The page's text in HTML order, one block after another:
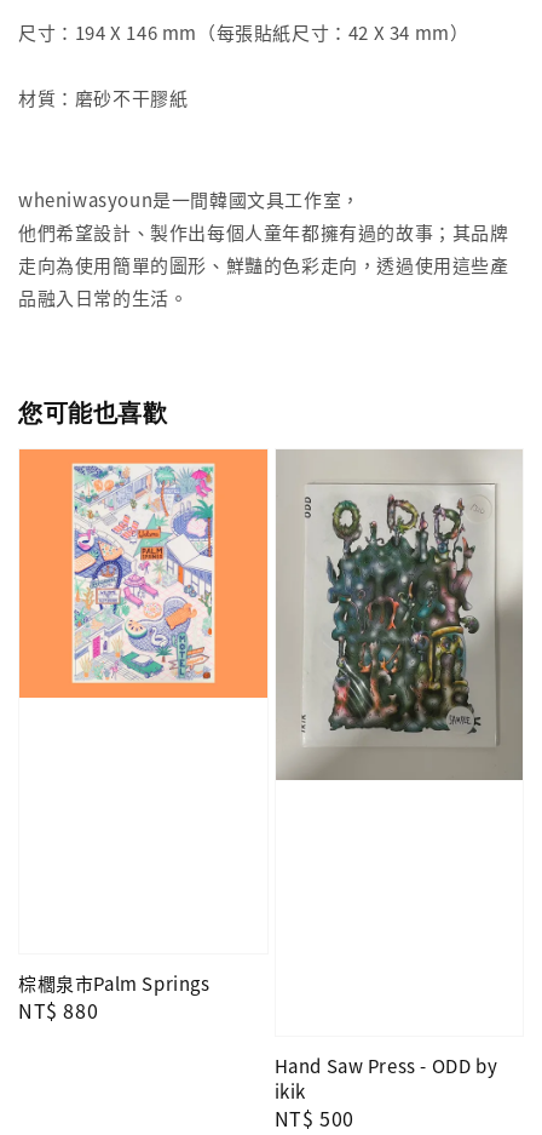
尺寸：194 X 146 mm（每張貼紙尺寸：42 X 34 mm）
材質：磨砂不干膠紙
wheniwasyoun是一間韓國文具工作室，
他們希望設計、製作出每個人童年都擁有過的故事；其品牌
走向為使用簡單的圖形、鮮豔的色彩走向，透過使用這些產
品融入日常的生活。
您可能也喜歡
棕櫚泉市Palm Springs
Regular
NT$ 880
Hand Saw Press - ODD by
ikik
Regular
NT$ 500